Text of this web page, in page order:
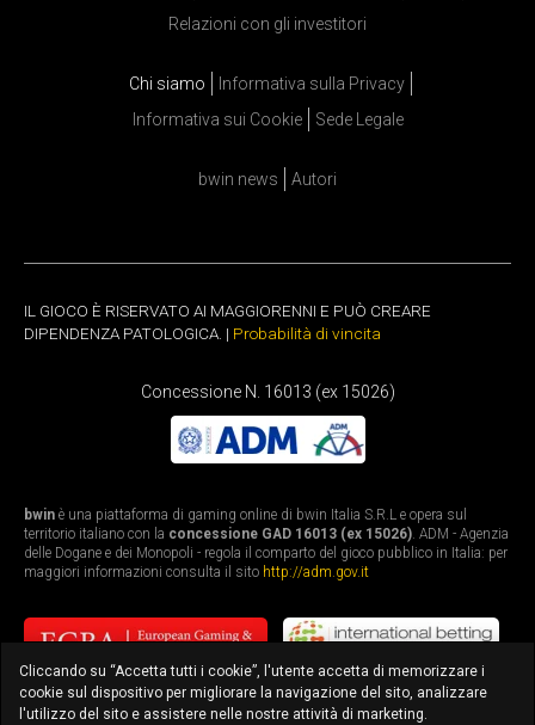
Relazioni con gli investitori
Chi siamo
Informativa sulla Privacy
Informativa sui Cookie
Sede Legale
bwin news Autori
IL GIOCO È RISERVATO AI MAGGIORENNI E PUÒ CREARE
DIPENDENZA PATOLOGICA. | Probabilità di vincita
Concessione N. 16013 (ex 15026)
bwin è una piattaforma di gaming online di bwin Italia S.R.L e opera sul
territorio italiano con la concessione GAD 16013 (ex 15026). ADM - Agenzia
delle Dogane e dei Monopoli - regola il comparto del gioco pubblico in Italia: per
maggiori informazioni consulta il sito http://adm.gov.it
Cliccando su “Accetta tutti i cookie”, l'utente accetta di memorizzare i
cookie sul dispositivo per migliorare la navigazione del sito, analizzare
l'utilizzo del sito e assistere nelle nostre attività di marketing.